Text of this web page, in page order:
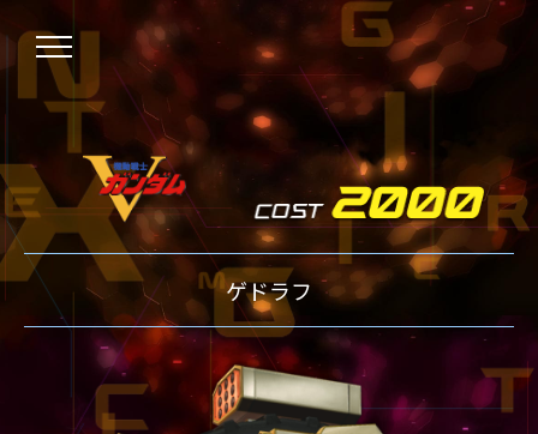
NEWS
ニュース
OVER BOOST
オーバーブースト
XVOOST
クロスブースト
EXVS2
エクストリームバーサス2
ゲドラフ